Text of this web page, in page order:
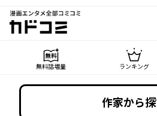
漫画エンタメ全部コミコミ
カドコミ
無料話増量 ランキング
作家から